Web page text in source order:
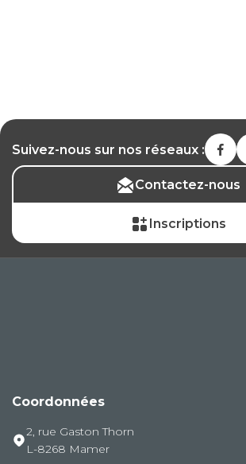
Suivez-nous sur nos réseaux :
Contactez-nous
Inscriptions
Coordonnées
2, rue Gaston Thorn
L-8268 Mamer